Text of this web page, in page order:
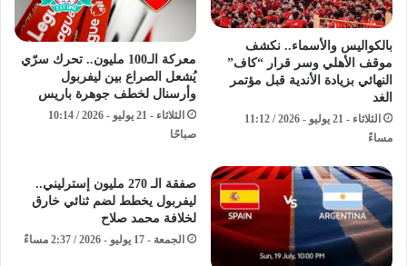
بالكواليس والأسماء.. نكشف
موقف الأهلي وسر قرار “كاف”
النهائي بزيادة الأندية قبل مؤتمر
الغد
الثلاثاء - 21 يوليو - 2026 / 11:12
مساءً
معركة الـ100 مليون.. تحرك سرّي
يُشعل الصراع بين ليفربول
وأرسنال لخطف جوهرة باريس
الثلاثاء - 21 يوليو - 2026 / 10:14
صباحًا
صفقة الـ 270 مليون إسترليني..
ليفربول يخطط لضم ثنائي خارق
لخلافة محمد صلاح
الجمعة - 17 يوليو - 2026 / 2:37 مساءً